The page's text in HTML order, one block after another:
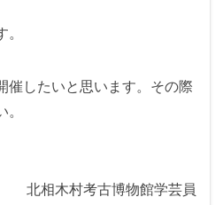
催したいと思います。その際
北相木村考古博物館学芸員